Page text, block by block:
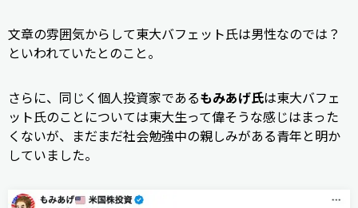
文章の雰囲気からして東大バフェット氏は男性なのでは？
といわれていたとのこと。
さらに、同じく個人投資家であるもみあげ氏は東大バフェ
ット氏のことについては東大生って偉そうな感じはまった
くないが、まだまだ社会勉強中の親しみがある青年と明か
していました。